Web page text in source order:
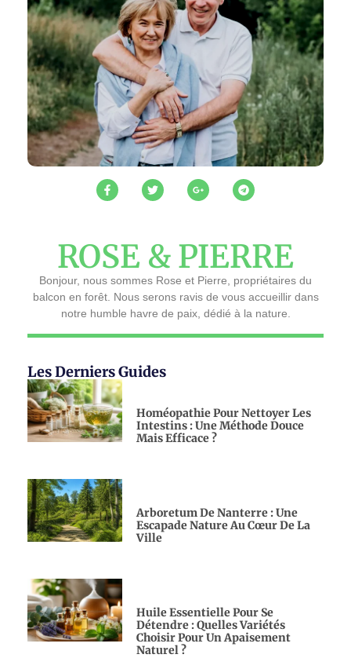
ROSE & PIERRE
Bonjour, nous sommes Rose et Pierre, propriétaires du
balcon en forêt. Nous serons ravis de vous accueillir dans
notre humble havre de paix, dédié à la nature.
Les Derniers Guides
Homéopathie Pour Nettoyer Les
Intestins : Une Méthode Douce
Mais Efficace ?
Arboretum De Nanterre : Une
Escapade Nature Au Cœur De La
Ville
Huile Essentielle Pour Se
Détendre : Quelles Variétés
Choisir Pour Un Apaisement
Naturel ?